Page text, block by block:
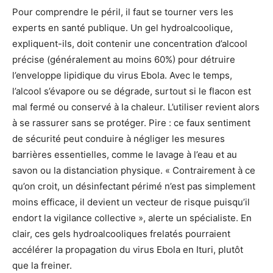
Pour comprendre le péril, il faut se tourner vers les
experts en santé publique. Un gel hydroalcoolique,
expliquent-ils, doit contenir une concentration d’alcool
précise (généralement au moins 60%) pour détruire
l’enveloppe lipidique du virus Ebola. Avec le temps,
l’alcool s’évapore ou se dégrade, surtout si le flacon est
mal fermé ou conservé à la chaleur. L’utiliser revient alors
à se rassurer sans se protéger. Pire : ce faux sentiment
de sécurité peut conduire à négliger les mesures
barrières essentielles, comme le lavage à l’eau et au
savon ou la distanciation physique. « Contrairement à ce
qu’on croit, un désinfectant périmé n’est pas simplement
moins efficace, il devient un vecteur de risque puisqu’il
endort la vigilance collective », alerte un spécialiste. En
clair, ces gels hydroalcooliques frelatés pourraient
accélérer la propagation du virus Ebola en Ituri, plutôt
que la freiner.